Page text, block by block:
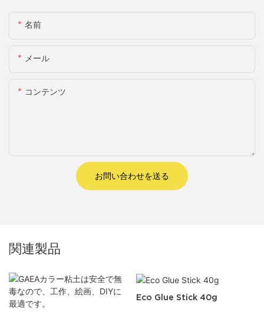
名前
メール
コンテンツ
お問い合わせを送る
関連製品
Eco Glue Stick 40g